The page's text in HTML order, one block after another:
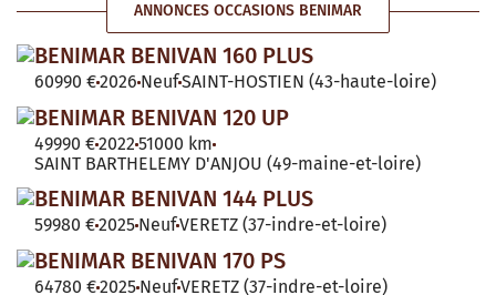
ANNONCES OCCASIONS BENIMAR
BENIMAR BENIVAN 160 PLUS
60990 €2026 NeufSAINT-HOSTIEN (43-haute-loire)
BENIMAR BENIVAN 120 UP
49990 €2022 51000 km
SAINT BARTHELEMY D'ANJOU (49-maine-et-loire)
BENIMAR BENIVAN 144 PLUS
59980 €2025 NeufVERETZ (37-indre-et-loire)
BENIMAR BENIVAN 170 PS
64780 €2025 NeufVERETZ (37-indre-et-loire)